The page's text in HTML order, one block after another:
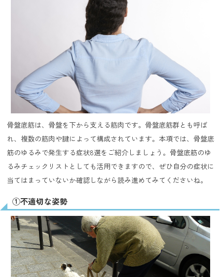
骨盤底筋は、骨盤を下から支える筋肉です。骨盤底筋群とも呼ば
れ、複数の筋肉や腱によって構成されています。本項では、骨盤底
筋のゆるみで発生する症状8選をご紹介しましょう。骨盤底筋のゆ
るみチェックリストとしても活用できますので、ぜひ自分の症状に
当てはまっていないか確認しながら読み進めてみてくださいね。
①不適切な姿勢